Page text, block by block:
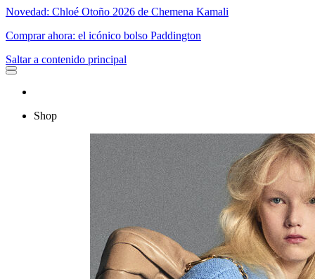
Novedad: Chloé Otoño 2026 de Chemena Kamali
Comprar ahora: el icónico bolso Paddington
Saltar a contenido principal
Shop